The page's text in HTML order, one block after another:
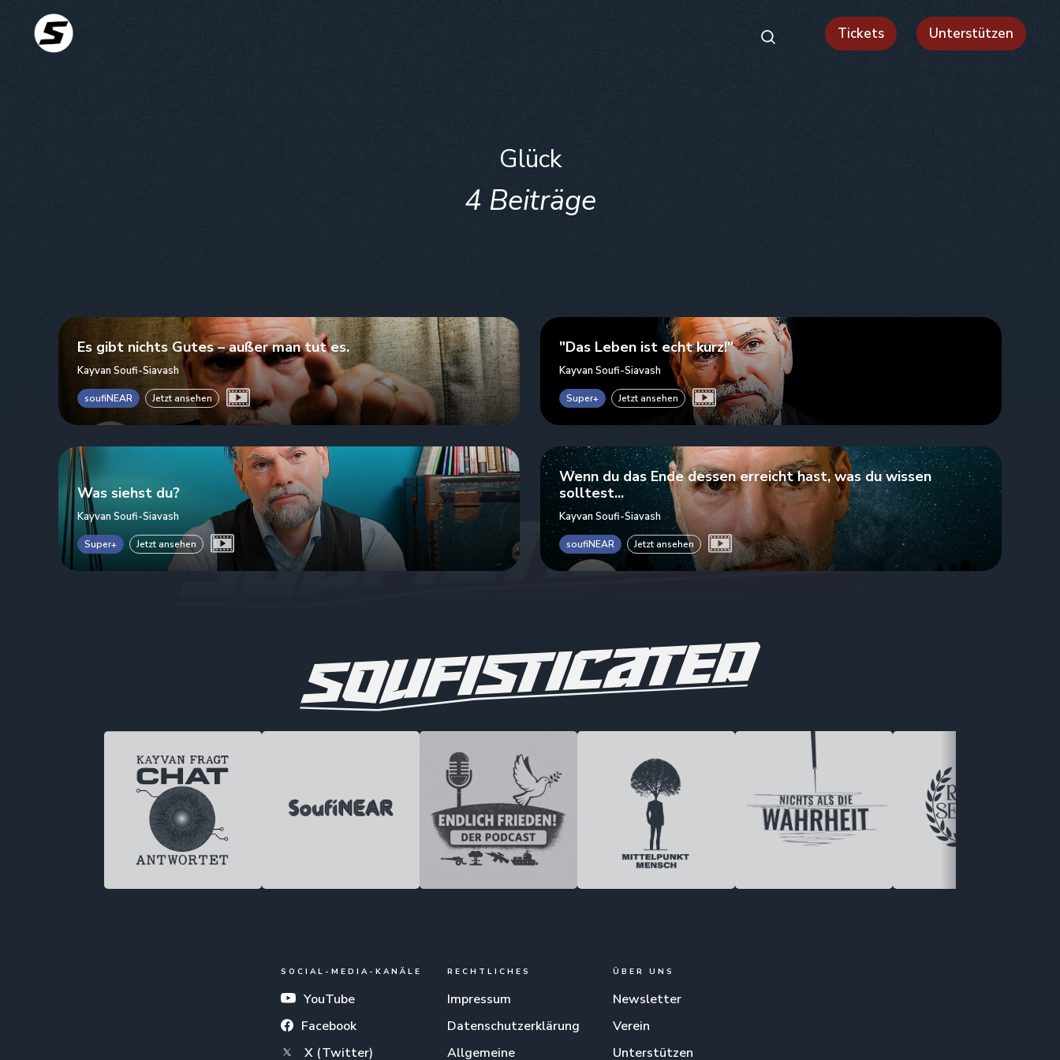
Tickets Unterstützen
Glück
4 Beiträge
Es gibt nichts Gutes – außer man tut es.
Kayvan Soufi-Siavash
soufiNEAR Jetzt ansehen
"Das Leben ist echt kurz!"
Kayvan Soufi-Siavash
Super+ Jetzt ansehen
Was siehst du?
Kayvan Soufi-Siavash
Super+ Jetzt ansehen
Wenn du das Ende dessen erreicht hast, was du wissen
solltest...
Kayvan Soufi-Siavash
soufiNEAR Jetzt ansehen
SOCIAL-MEDIA-KANÄLE
YouTube
Facebook
X (Twitter)
RECHTLICHES
Impressum
Datenschutzerklärung
Allgemeine
ÜBER UNS
Newsletter
Verein
Unterstützen